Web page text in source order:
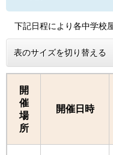
下記日程により各中学校
表のサイズを切り替える
開
催
場
所
開催日時